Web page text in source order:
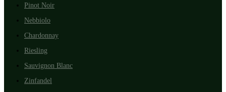
Pinot Noir
Nebbiolo
Chardonnay
Riesling
Sauvignon Blanc
Zinfandel